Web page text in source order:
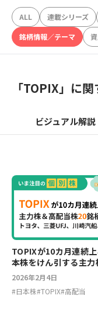
ALL 連載シリーズ
銘柄情報／テーマ
「TOPIX」に関
ビジュアル解説
TOPIXが10カ月連続
本株をけん引する主力
配当株20銘柄
2026年2月4日
#日本株#TOPIX#高配当